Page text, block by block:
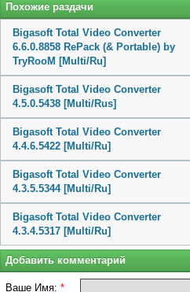
Похожие раздачи
Bigasoft Total Video Converter
6.6.0.8858 RePack (& Portable) by
TryRooM [Multi/Ru]
Bigasoft Total Video Converter
4.5.0.5438 [Multi/Rus]
Bigasoft Total Video Converter
4.4.6.5422 [Multi/Ru]
Bigasoft Total Video Converter
4.3.5.5344 [Multi/Ru]
Bigasoft Total Video Converter
4.3.4.5317 [Multi/Ru]
Добавить комментарий
Ваше Имя: *